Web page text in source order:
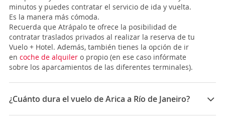
minutos y puedes contratar el servicio de ida y vuelta.
Es la manera más cómoda.
Recuerda que Atrápalo te ofrece la posibilidad de
contratar traslados privados al realizar la reserva de tu
Vuelo + Hotel. Además, también tienes la opción de ir
en coche de alquiler o propio (en ese caso infórmate
sobre los aparcamientos de las diferentes terminales).
¿Cuánto dura el vuelo de Arica a Río de Janeiro?
La duración media para viajar entre Arica y Río de